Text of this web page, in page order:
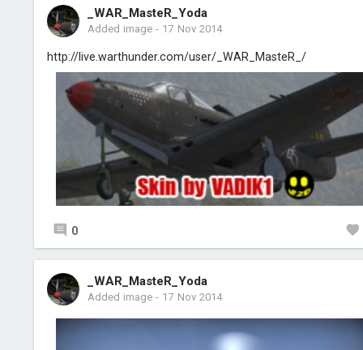
_WAR_MasteR_Yoda
Added image- 17 Nov 2014
http://live.warthunder.com/user/_WAR_MasteR_/
0
_WAR_MasteR_Yoda
Added image- 17 Nov 2014